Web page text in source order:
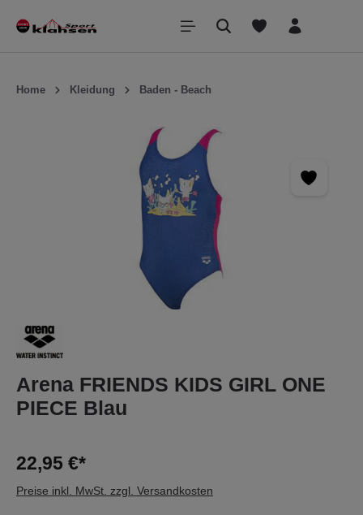
springen
Home Kleidung Baden - Beach
Arena FRIENDS KIDS GIRL ONE
PIECE Blau
22,95 €*
Preise inkl. MwSt. zzgl. Versandkosten